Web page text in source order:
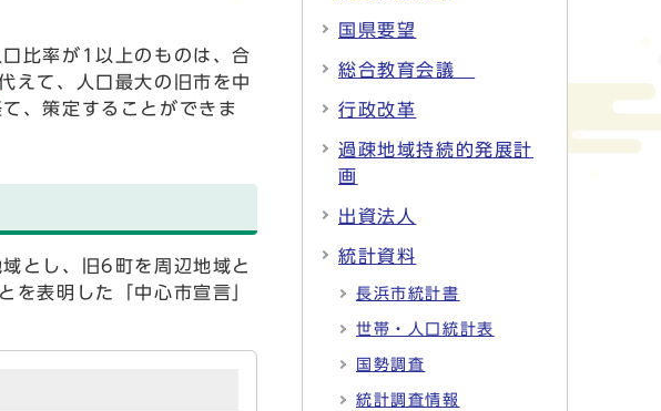
比率が1以上のものは、合
えて、人口最大の旧市を中
、策定することができま
とし、旧6町を周辺地域と
を表明した「中心市宣言」
国県要望
総合教育会議
行政改革
過疎地域持続的発展計
画
出資法人
統計資料
長浜市統計書
世帯・人口統計表
国勢調査
統計調査情報